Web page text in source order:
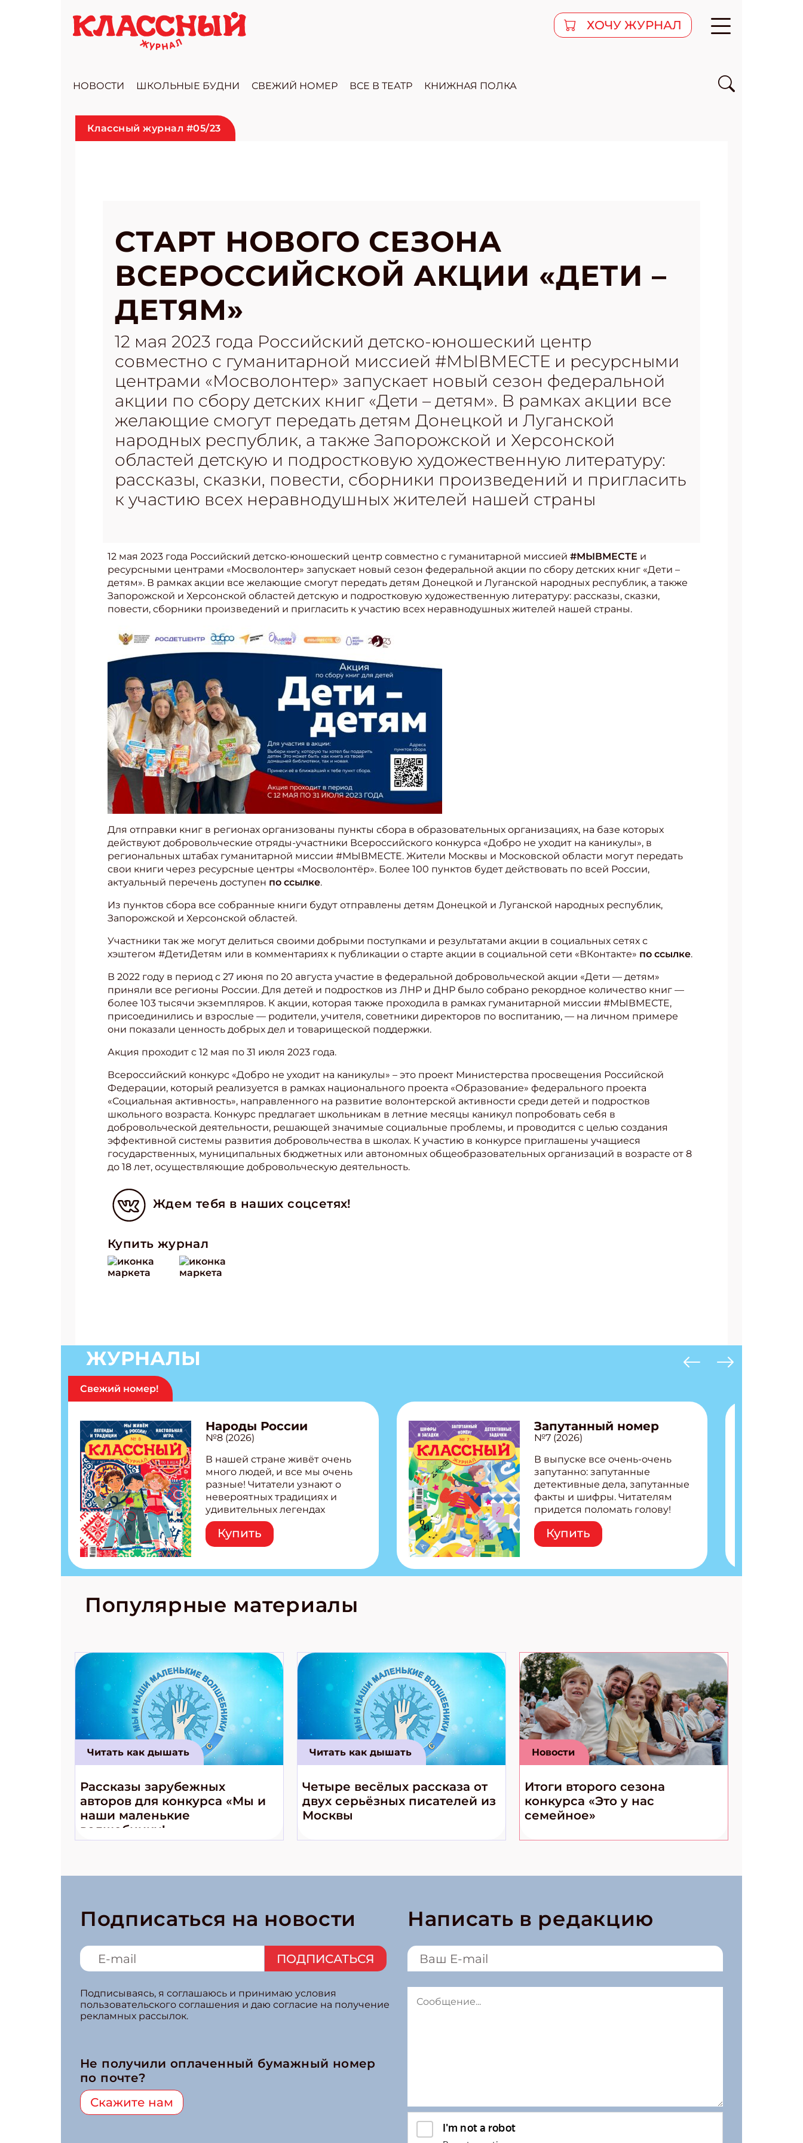
ХОЧУ ЖУРНАЛ
НОВОСТИ ШКОЛЬНЫЕ БУДНИ СВЕЖИЙ НОМЕР ВСЕ В ТЕАТР КНИЖНАЯ ПОЛКА
Классный журнал #05/23
СТАРТ НОВОГО СЕЗОНА
ВСЕРОССИЙСКОЙ АКЦИИ «ДЕТИ –
ДЕТЯМ»
12 мая 2023 года Российский детско-юношеский центр
совместно с гуманитарной миссией #МЫВМЕСТЕ и ресурсными
центрами «Мосволонтер» запускает новый сезон федеральной
акции по сбору детских книг «Дети – детям». В рамках акции все
желающие смогут передать детям Донецкой и Луганской
народных республик, а также Запорожской и Херсонской
областей детскую и подростковую художественную литературу:
рассказы, сказки, повести, сборники произведений и пригласить
к участию всех неравнодушных жителей нашей страны
12 мая 2023 года Российский детско-юношеский центр совместно с гуманитарной миссией #МЫВМЕСТЕ и
ресурсными центрами «Мосволонтер» запускает новый сезон федеральной акции по сбору детских книг «Дети –
детям». В рамках акции все желающие смогут передать детям Донецкой и Луганской народных республик, а также
Запорожской и Херсонской областей детскую и подростковую художественную литературу: рассказы, сказки,
повести, сборники произведений и пригласить к участию всех неравнодушных жителей нашей страны.
Для отправки книг в регионах организованы пункты сбора в образовательных организациях, на базе которых
действуют добровольческие отряды-участники Всероссийского конкурса «Добро не уходит на каникулы», в
региональных штабах гуманитарной миссии #МЫВМЕСТЕ. Жители Москвы и Московской области могут передать
свои книги через ресурсные центры «Мосволонтёр». Более 100 пунктов будет действовать по всей России,
актуальный перечень доступен по ссылке.
Из пунктов сбора все собранные книги будут отправлены детям Донецкой и Луганской народных республик,
Запорожской и Херсонской областей.
Участники так же могут делиться своими добрыми поступками и результатами акции в социальных сетях с
хэштегом #ДетиДетям или в комментариях к публикации о старте акции в социальной сети «ВКонтакте» по ссылке.
В 2022 году в период с 27 июня по 20 августа участие в федеральной добровольческой акции «Дети — детям»
приняли все регионы России. Для детей и подростков из ЛНР и ДНР было собрано рекордное количество книг —
более 103 тысячи экземпляров. К акции, которая также проходила в рамках гуманитарной миссии #МЫВМЕСТЕ,
присоединились и взрослые — родители, учителя, советники директоров по воспитанию, — на личном примере
они показали ценность добрых дел и товарищеской поддержки.
Акция проходит с 12 мая по 31 июля 2023 года.
Всероссийский конкурс «Добро не уходит на каникулы» – это проект Министерства просвещения Российской
Федерации, который реализуется в рамках национального проекта «Образование» федерального проекта
«Социальная активность», направленного на развитие волонтерской активности среди детей и подростков
школьного возраста. Конкурс предлагает школьникам в летние месяцы каникул попробовать себя в
добровольческой деятельности, решающей значимые социальные проблемы, и проводится с целью создания
эффективной системы развития добровольчества в школах. К участию в конкурсе приглашены учащиеся
государственных, муниципальных бюджетных или автономных общеобразовательных организаций в возрасте от 8
до 18 лет, осуществляющие добровольческую деятельность.
Ждем тебя в наших соцсетях!
Купить журнал
ЖУРНАЛЫ
Свежий номер!
Народы России
№8 (2026)
В нашей стране живёт очень
много людей, и все мы очень
разные! Читатели узнают о
невероятных традициях и
удивительных легендах
народов России! Внутри:
Легенды татар, башкир и
бурятов Настольная игра
странные слова Традиционные
космические приключения!
Купить
Запутанный номер
№7 (2026)
В выпуске все очень-очень
запутанно: запутанные
детективные дела, запутанные
факты и шифры. Читателям
придется поломать голову!
Внутри: Шифры и
расшифровки Плетем
запутанные поделки
Ищем коды 3 комикса
Купить
Популярные материалы
Читать как дышать
Рассказы зарубежных
авторов для конкурса «Мы и
наши маленькие
волшебники!»
Читать как дышать
Четыре весёлых рассказа от
двух серьёзных писателей из
Москвы
Новости
Итоги второго сезона
конкурса «Это у нас
семейное»
Подписаться на новости
ПОДПИСАТЬСЯ
Подписываясь, я соглашаюсь и принимаю условия
пользовательского соглашения и даю согласие на получение
рекламных рассылок.
Не получили оплаченный бумажный номер
по почте?
Скажите нам
Написать в редакцию
Получи электронный "Классный журнал" в подарок!